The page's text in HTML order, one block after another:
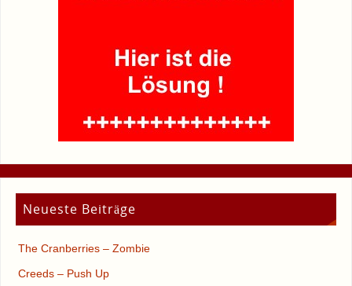
Neueste Beiträge
The Cranberries – Zombie
Creeds – Push Up